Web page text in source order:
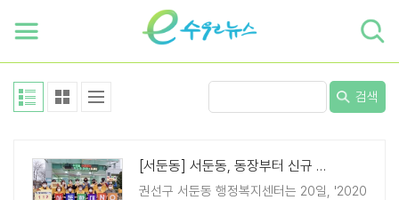
검색
[서둔동] 서둔동, 동장부터 신규 9급 주무관까지 '아동학대 예방의 날' 챌..
권선구 서둔동 행정복지센터는 20일, '2020